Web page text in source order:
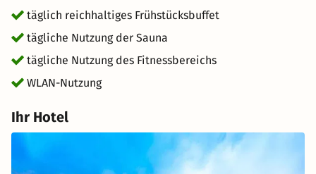
weg.de wünscht Ihnen einen tollen Aufenthalt im
schönen Graz.
täglich reichhaltiges Frühstücksbuffet
tägliche Nutzung der Sauna
tägliche Nutzung des Fitnessbereichs
WLAN-Nutzung
Ihr Hotel